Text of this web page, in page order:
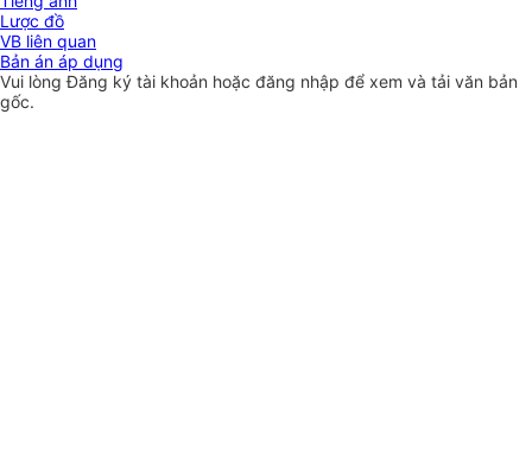
Lược đồ
VB liên quan
Bản án áp dụng
Vui lòngĐăng ký tài khoản hoặc đăng nhập để xem và tải văn bản
gốc.